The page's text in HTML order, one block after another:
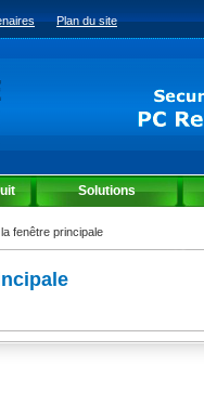
Solutions
fenêtre principale
Plan du site